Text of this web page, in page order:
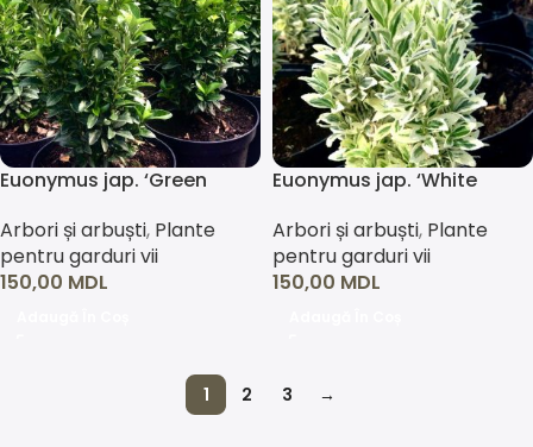
Euonymus jap. ‘Green
Arbori și arbuști, Plante
pentru garduri vii
150,00 MDL
Euonymus jap. ‘White
Arbori și arbuști, Plante
pentru garduri vii
150,00 MDL
1 2 3 →